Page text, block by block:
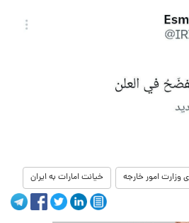
وزارت امور خارجه خیانت امارات به ایران